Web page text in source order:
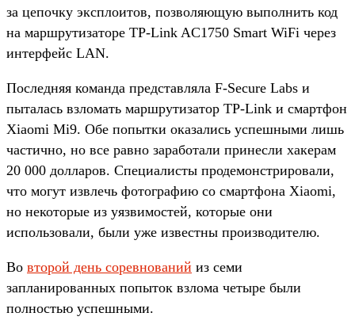
за цепочку эксплоитов, позволяющую выполнить код
на маршрутизаторе TP-Link AC1750 Smart WiFi через
интерфейс LAN.
Последняя команда представляла F-Secure Labs и
пыталась взломать маршрутизатор TP-Link и смартфон
Xiaomi Mi9. Обе попытки оказались успешными лишь
частично, но все равно заработали принесли хакерам
20 000 долларов. Специалисты продемонстрировали,
что могут извлечь фотографию со смартфона Xiaomi,
но некоторые из уязвимостей, которые они
использовали, были уже известны производителю.
Во второй день соревнований из семи
запланированных попыток взлома четыре были
полностью успешными.